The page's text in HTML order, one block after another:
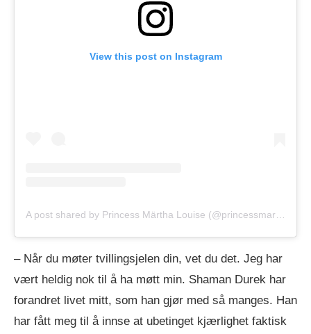
View this post on Instagram
– Når du møter tvillingsjelen din, vet du det. Jeg har
vært heldig nok til å ha møtt min. Shaman Durek har
forandret livet mitt, som han gjør med så manges. Han
har fått meg til å innse at ubetinget kjærlighet faktisk